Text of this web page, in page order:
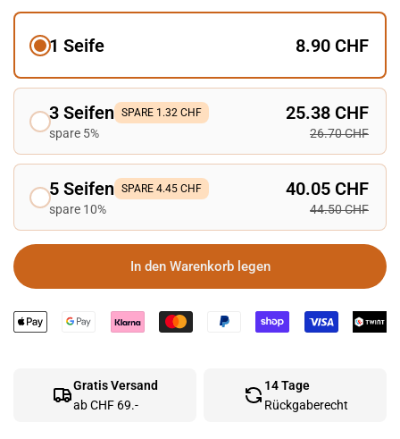
1 Seife 8.90 CHF
3 Seifen SPARE 1.32 CHF
spare 5%
25.38 CHF
26.70 CHF
5 Seifen SPARE 4.45 CHF
spare 10%
40.05 CHF
44.50 CHF
In den Warenkorb legen
Gratis Versand
ab CHF 69.-
14 Tage
Rückgaberecht